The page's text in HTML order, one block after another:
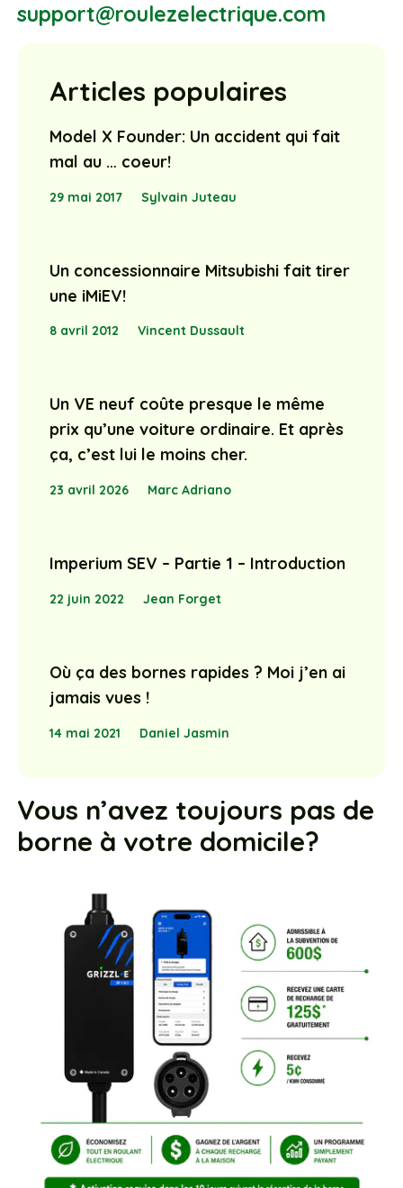
support@roulezelectrique.com
Articles populaires
Model X Founder: Un accident qui fait
mal au … coeur!
29 mai 2017 Sylvain Juteau
Un concessionnaire Mitsubishi fait tirer
une iMiEV!
8 avril 2012 Vincent Dussault
Un VE neuf coûte presque le même
prix qu’une voiture ordinaire. Et après
ça, c’est lui le moins cher.
23 avril 2026 Marc Adriano
Imperium SEV – Partie 1 – Introduction
22 juin 2022 Jean Forget
Où ça des bornes rapides ? Moi j’en ai
jamais vues !
14 mai 2021 Daniel Jasmin
Vous n’avez toujours pas de
borne à votre domicile?